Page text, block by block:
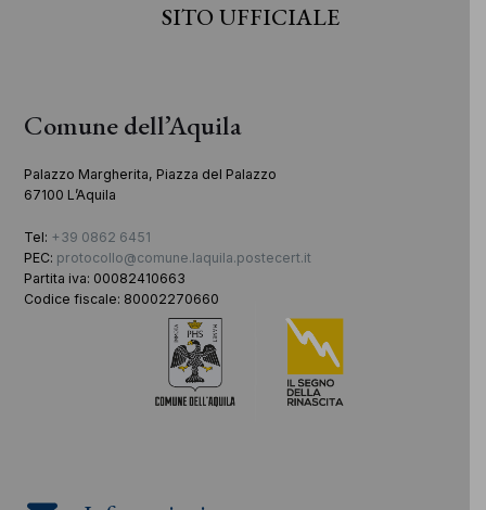
SITO UFFICIALE
Comune dell’Aquila
Palazzo Margherita, Piazza del Palazzo
67100 L’Aquila
Tel: +39 0862 6451
PEC: protocollo@comune.laquila.postecert.it
Partita iva: 00082410663
Codice fiscale: 80002270660